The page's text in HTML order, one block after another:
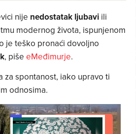
nije nedostatak ljubaviili
modernog života, ispunjenom
je teško pronaći dovoljno
, piše eMeđimurje.
spontanost, iako upravo ti
odnosima.
Read Article